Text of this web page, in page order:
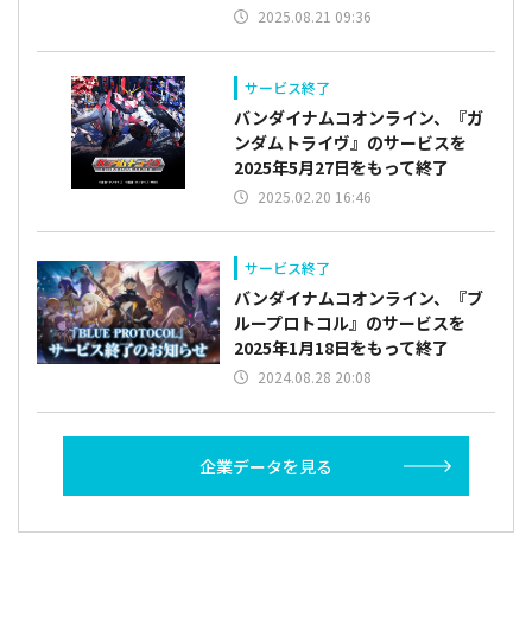
2025.08.21 09:36
サービス終了
バンダイナムコオンライン、『ガ
ンダムトライヴ』のサービスを
2025年5月27日をもって終了
2025.02.20 16:46
サービス終了
バンダイナムコオンライン、『ブ
ループロトコル』のサービスを
2025年1月18日をもって終了
2024.08.28 20:08
企業データを見る